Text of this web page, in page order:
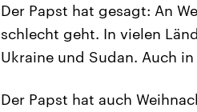
Der Papst hat gesagt: An
schlecht geht. In vielen
Ukraine und Sudan. Auch
Der Papst hat auch